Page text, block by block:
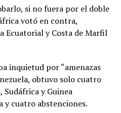
si no fuera por el doble
votó en contra,
Ecuatorial y Costa de Marfil
inquietud por “amenazas
obtuvo solo cuatro
Sudáfrica y Guinea
y cuatro abstenciones.